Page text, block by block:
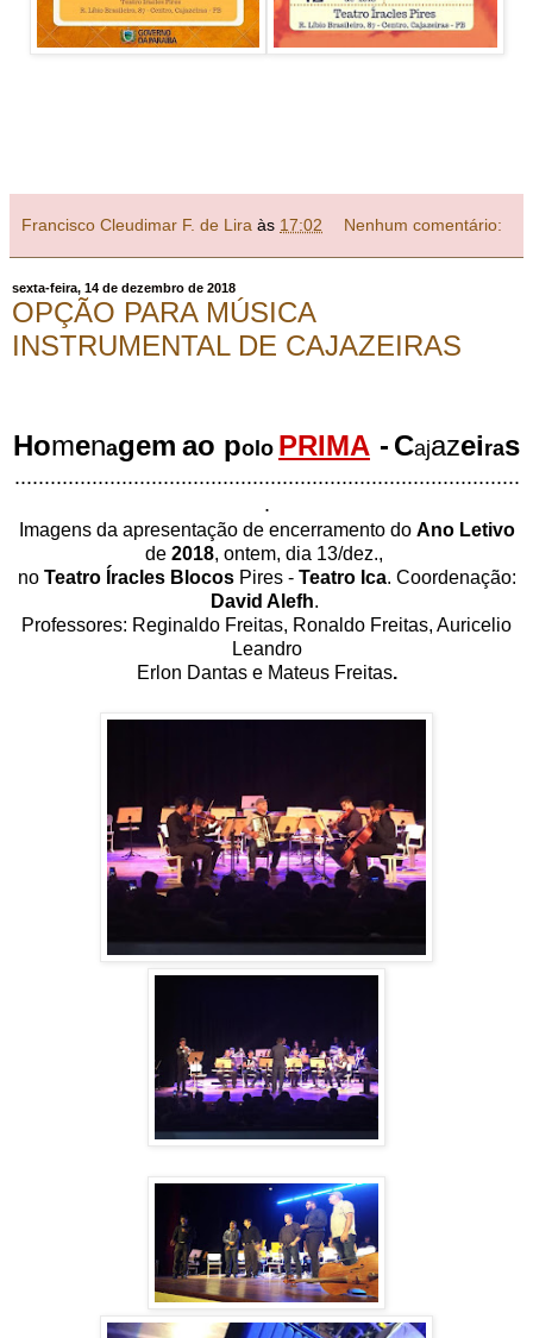
Francisco Cleudimar F. de Lira às 17:02 Nenhum comentário:
sexta-feira, 14 de dezembro de 2018
OPÇÃO PARA MÚSICA
INSTRUMENTAL DE CAJAZEIRAS
Homenagem ao polo PRIMA - Cajazeiras
.....................................................................................
.
Imagens da apresentação de encerramento do Ano Letivo
de 2018, ontem, dia 13/dez.,
no Teatro Íracles BlocosPires - Teatro Ica. Coordenação:
David Alefh.
Professores: Reginaldo Freitas, Ronaldo Freitas, Auricelio
Leandro
Erlon Dantas e Mateus Freitas.